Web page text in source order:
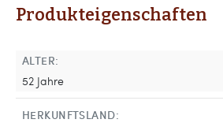
Produkteigenschaften
ALTER:
52 Jahre
HERKUNFTSLAND: